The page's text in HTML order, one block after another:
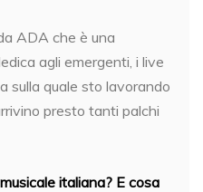
ADA che è una
agli emergenti, i live
sulla quale sto lavorando
presto tanti palchi
italiana? E cosa